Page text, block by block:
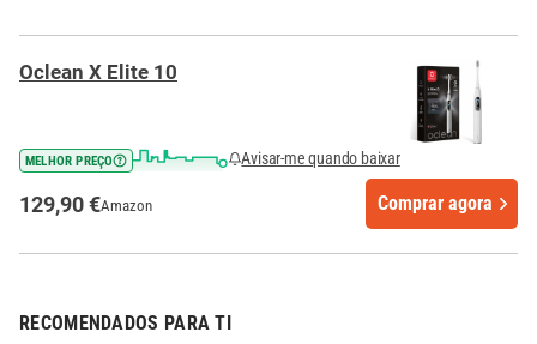
Oclean X Elite 10
MELHOR PREÇO Avisar-me quando baixar
129,90 €Amazon Comprar agora
RECOMENDADOS PARA TI